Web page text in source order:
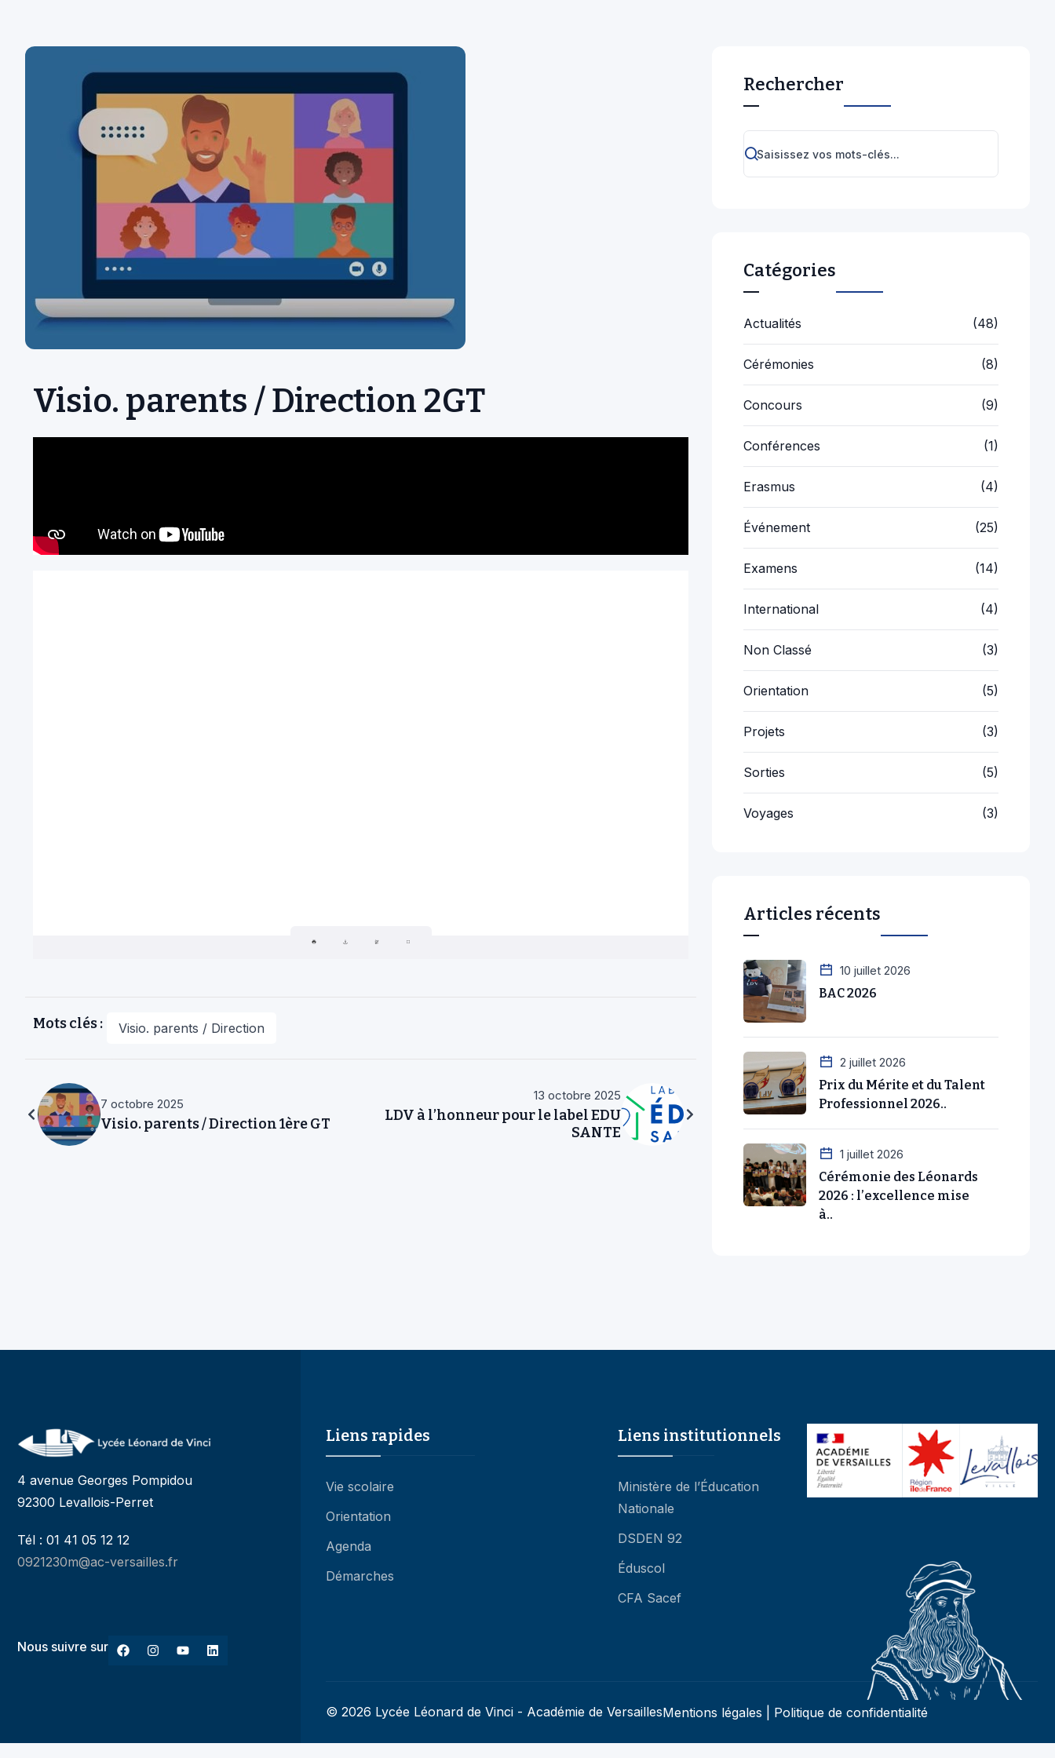
Visio. parents / Direction 2GT
Mots clés : Visio. parents / Direction
7 octobre 2025
Visio. parents / Direction 1ère GT
13 octobre 2025
LDV à l’honneur pour le label EDU
SANTE
Rechercher
Catégories
Actualités (48)
Cérémonies (8)
Concours (9)
Conférences (1)
Erasmus (4)
Événement (25)
Examens (14)
International (4)
Non Classé (3)
Orientation (5)
Projets (3)
Sorties (5)
Voyages (3)
Articles récents
10 juillet 2026
BAC 2026
2 juillet 2026
Prix du Mérite et du Talent
Professionnel 2026..
1 juillet 2026
Cérémonie des Léonards
2026 : l’excellence mise
à..
4 avenue Georges Pompidou
92300 Levallois-Perret
Tél : 01 41 05 12 12
0921230m@ac-versailles.fr
Nous suivre sur
Liens rapides
Vie scolaire
Orientation
Agenda
Démarches
Liens institutionnels
Ministère de l’Éducation
Nationale
DSDEN 92
Éduscol
CFA Sacef
© 2026 Lycée Léonard de Vinci - Académie de VersaillesMentions légales Politique de confidentialité